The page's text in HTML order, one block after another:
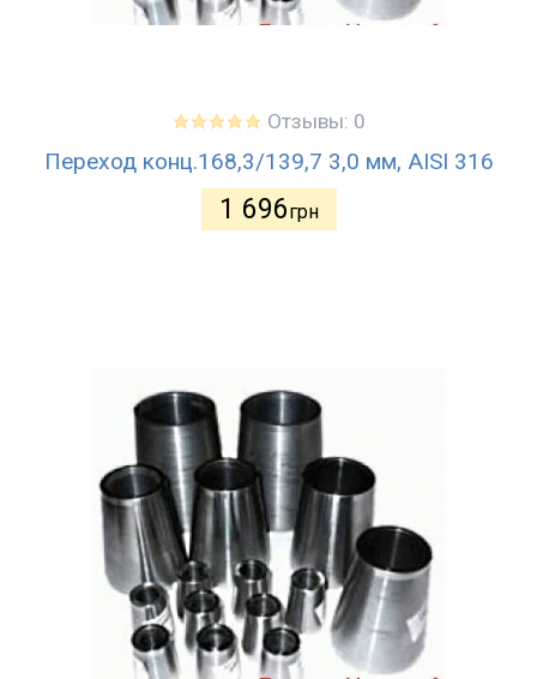
Отзывы: 0
Переход конц.168,3/139,7 3,0 мм, AISI 316
1 696грн